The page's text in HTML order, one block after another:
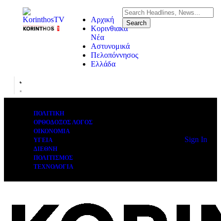
Αρχική
Κορινθιακά
Νέα
Αστυνομικά
Πελοπόννησος
Ελλάδα
ΠΟΛΙΤΙΚΗ
ΟΡΘΟΔΟΞΟΣ ΛΟΓΟΣ
ΟΙΚΟΝΟΜΙΑ
ΥΓΕΙΑ
ΔΙΕΘΝΗ
ΠΟΛΙΤΙΣΜΟΣ
ΤΕΧΝΟΛΟΓΙΑ
Sign In